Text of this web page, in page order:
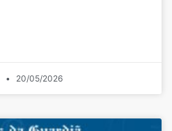
20/05/2026